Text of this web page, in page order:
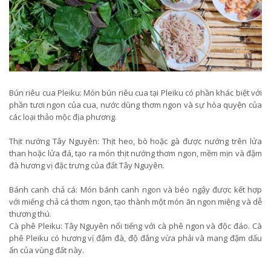
Bún riêu cua Pleiku: Món bún riêu cua tại Pleiku có phần khác biệt với
phần tươi ngon của cua, nước dùng thơm ngon và sự hòa quyện của
các loại thảo mộc địa phương.
Thịt nướng Tây Nguyên: Thịt heo, bò hoặc gà được nướng trên lửa
than hoặc lửa đá, tạo ra món thịt nướng thơm ngon, mềm mịn và đậm
đà hương vị đặc trưng của đất Tây Nguyên.
Bánh canh chả cá: Món bánh canh ngon và béo ngậy được kết hợp
với miếng chả cá thơm ngon, tạo thành một món ăn ngon miệng và dễ
thương thú.
Cà phê Pleiku: Tây Nguyên nổi tiếng với cà phê ngon và độc đáo. Cà
phê Pleiku có hương vị đậm đà, độ đắng vừa phải và mang đậm dấu
ấn của vùng đất này.